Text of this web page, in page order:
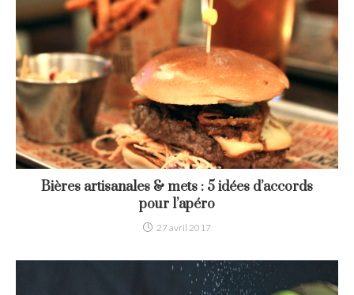
Bières artisanales & mets : 5 idées d’accords
pour l’apéro
27 avril 2017